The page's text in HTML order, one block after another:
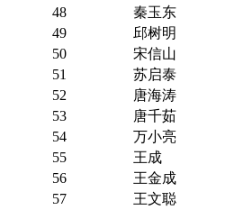
48
秦玉东
49
邱树明
50
宋信山
51
苏启泰
52
唐海涛
53
唐千茹
54
万小亮
55
王成
56
王金成
57
王文聪